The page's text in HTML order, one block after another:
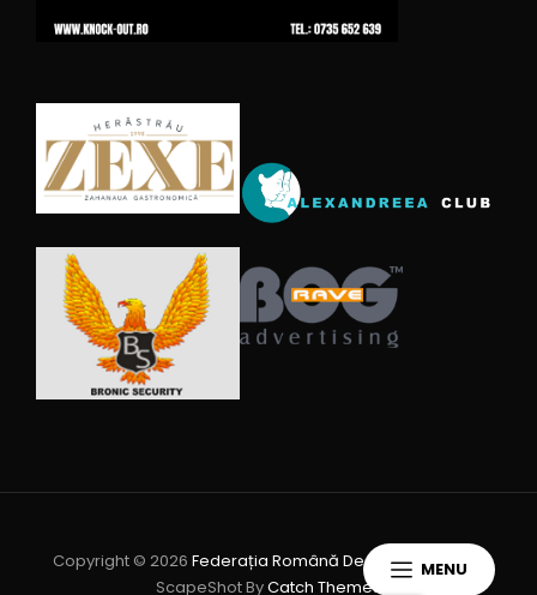
MENU
Copyright © 2026 Federația Română De Wushu Kungfu
ScapeShot ByCatch Themes